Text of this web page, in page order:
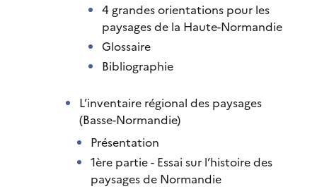
4 grandes orientations pour les
paysages de la Haute-Normandie
Glossaire
Bibliographie
L’inventaire régional des paysages
(Basse-Normandie)
Présentation
1ère partie - Essai sur l’histoire des
paysages de Normandie